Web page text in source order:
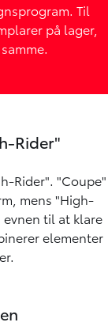
Til
på lager,
Rider"
Rider". "Coupe"
mens "High-
til at klare
elementer